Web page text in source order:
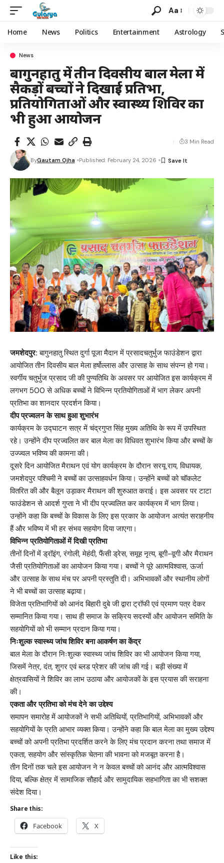
Aa
Home News Politics Entertainment Astrology
News
बागुनहातु में तीन दिवसीय बाल मेला में
सैकड़ों बच्चों ने दिखाई प्रतिभा,
प्रतियोगिताओं और स्वास्थ्य शिविर का
भी हुआ आयोजन
ByGautam Ojha Published: February 24, 2026
3 Min Read
जमशेदपुर: बागुनहातु स्थित दुर्गा पूजा मैदान में प्रसादचतुर्भुज फाउंडेशन द्वारा
आयोजित तीन दिवसीय बाल मेला हर्षोल्लास और उत्साह के साथ संपन्न हो गया।
स्वर्गीय चतुर्भुज प्रसाद जी की पुण्यतिथि के अवसर पर आयोजित इस कार्यक्रम में
लगभग 500 से अधिक बच्चों ने विभिन्न प्रतियोगिताओं में भाग लेकर अपनी
प्रतिभा का शानदार प्रदर्शन किया।
दीप प्रज्वलन के साथ हुआ शुभारंभ
कार्यक्रम के उद्घाटन सत्र में चंद्रगुप्त सिंह मुख्य अतिथि के रूप में उपस्थित
रहे। उन्होंने दीप प्रज्वलित कर बाल मेला का विधिवत शुभारंभ किया और बच्चों के
उज्ज्वल भविष्य की कामना की।
दूसरे दिन आयोजित मैराथन एवं योग कार्यक्रम के दौरान सरयू राय, विधायक,
जमशेदपुर पश्चिमी ने बच्चों का उत्साहवर्धन किया। उन्होंने बच्चों को चॉकलेट
वितरित की और बैलून उड़ाकर मैराथन की शुरुआत कराई। इस अवसर पर टाटा
फाउंडेशन से आदर्श गुप्ता ने भी दीप प्रज्वलित कर कार्यक्रम में भाग लिया।
उन्होंने कहा कि बच्चों के विकास के लिए इस प्रकार के आयोजन अत्यंत सराहनीय
हैं और भविष्य में भी हर संभव सहयोग दिया जाएगा।
विभिन्न प्रतियोगिताओं में दिखी प्रतिभा
तीनों दिनों में ड्रॉइंग, रंगोली, मेहंदी, फैंसी ड्रेस, समूह नृत्य, बूगी-वूगी और मैराथन
जैसी प्रतियोगिताओं का आयोजन किया गया। बच्चों ने पूरे आत्मविश्वास, ऊर्जा
और उत्साह के साथ मंच पर अपनी प्रस्तुति दी। अभिभावकों और स्थानीय लोगों
ने भी बच्चों का उत्साह बढ़ाया।
विजेता प्रतिभागियों को आनंद बिहारी दुबे जी द्वारा ट्रॉफी एवं प्रमाण पत्र देकर
सम्मानित किया गया। साथ ही समाज के सक्रिय सदस्यों और आयोजन समिति के
सहयोगियों को भी सम्मान प्रदान किया गया।
निःशुल्क स्वास्थ्य जांच शिविर बना आकर्षण का केंद्र
बाल मेला के दौरान निःशुल्क स्वास्थ्य जांच शिविर का भी आयोजन किया गया,
जिसमें नेत्र, दंत, शुगर एवं ब्लड प्रेशर की जांच की गई। बड़ी संख्या में
क्षेत्रवासियों ने शिविर का लाभ उठाया और आयोजकों के इस प्रयास की सराहना
की।
एकता और प्रतिभा को मंच देने का उद्देश्य
समापन समारोह में आयोजकों ने सभी अतिथियों, प्रतिभागियों, अभिभावकों और
सहयोगियों के प्रति आभार व्यक्त किया। उन्होंने कहा कि बाल मेला का मुख्य उद्देश्य
बच्चों को अपनी प्रतिभा प्रदर्शित करने के लिए मंच प्रदान करना तथा समाज में
एकता, सहयोग और सांस्कृतिक चेतना की भावना को मजबूत करना है।
तीन दिनों तक चले इस आयोजन ने न केवल बच्चों को आनंद और आत्मविश्वास
दिया, बल्कि क्षेत्र में सामाजिक सौहार्द और सामुदायिक सहभागिता का भी सशक्त
संदेश दिया।
Share this:
Facebook X
Like this: